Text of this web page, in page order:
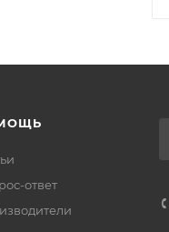
ответ